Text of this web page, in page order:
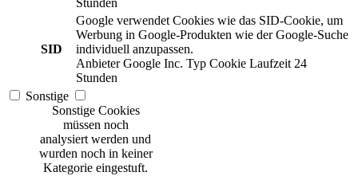
Stunden
SID
Google verwendet Cookies wie das SID-Cookie, um
Werbung in Google-Produkten wie der Google-Suche
individuell anzupassen.
Anbieter Google Inc. Typ Cookie Laufzeit 24
Stunden
Sonstige
Sonstige Cookies
müssen noch
analysiert werden und
wurden noch in keiner
Kategorie eingestuft.